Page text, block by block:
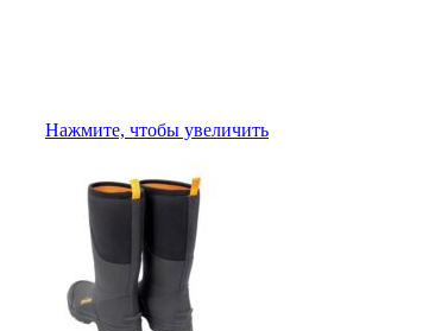
Нажмите, чтобы увеличить